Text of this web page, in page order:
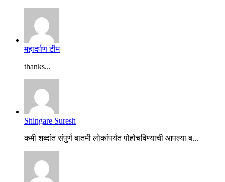
महादर्पण टीम
thanks...
Shingare Suresh
कमी शब्दांत संपुर्ण बातमी लोकांपर्यंत पोहोचविण्याची आपल्या ब...